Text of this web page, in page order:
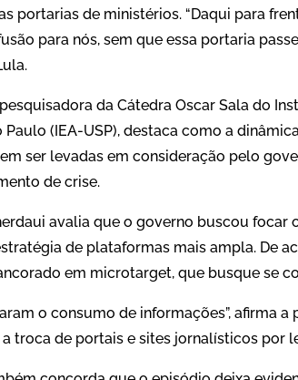
portarias de ministérios. “Daqui para
para nós, sem que essa portaria
da Cátedra Oscar Sala do
Paulo (IEA-USP), destaca como a
ser levadas em consideração pelo
de crise.
avalia que o governo buscou
de plataformas mais ampla. De
em microtarget, que busque se
o consumo de informações”, afirma a
troca de portais e sites jornalísticos por